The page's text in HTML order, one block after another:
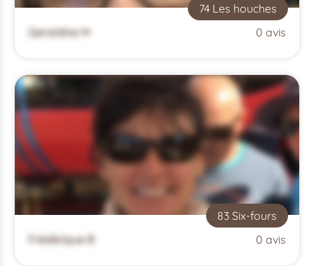
74 Les houches
Geraldine M
0 avis
83 Six-fours
Frédérique B
0 avis